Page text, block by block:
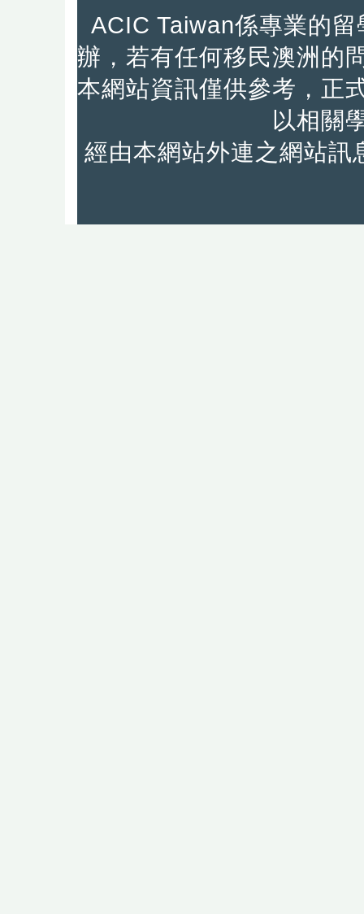
ACIC Taiwan係專業的
辦，若有任何移民澳洲的
本網站資訊僅供參考，正
以相關
經由本網站外連之網站訊